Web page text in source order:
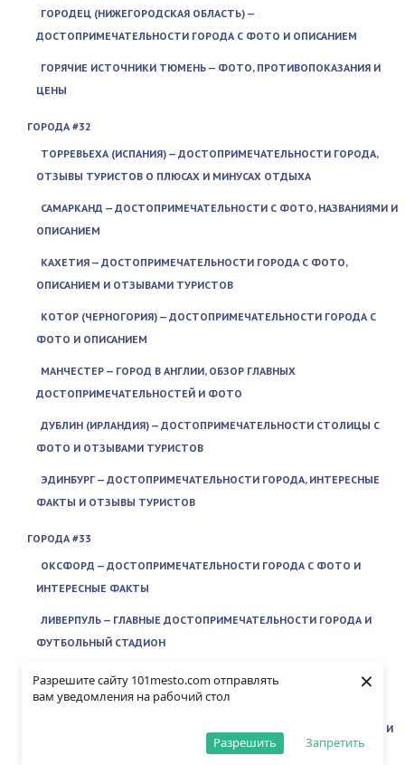
Разрешите сайту 101mesto.com отправлять
вам уведомления на рабочий стол
Запретить
Разрешить
×
ГОРОДЕЦ (НИЖЕГОРОДСКАЯ ОБЛАСТЬ) —
ДОСТОПРИМЕЧАТЕЛЬНОСТИ ГОРОДА С ФОТО И ОПИСАНИЕМ
ГОРЯЧИЕ ИСТОЧНИКИ ТЮМЕНЬ — ФОТО, ПРОТИВОПОКАЗАНИЯ И
ЦЕНЫ
ГОРОДА #32
ТОРРЕВЬЕХА (ИСПАНИЯ) — ДОСТОПРИМЕЧАТЕЛЬНОСТИ ГОРОДА,
ОТЗЫВЫ ТУРИСТОВ О ПЛЮСАХ И МИНУСАХ ОТДЫХА
САМАРКАНД — ДОСТОПРИМЕЧАТЕЛЬНОСТИ С ФОТО, НАЗВАНИЯМИ И
ОПИСАНИЕМ
КАХЕТИЯ — ДОСТОПРИМЕЧАТЕЛЬНОСТИ ГОРОДА С ФОТО,
ОПИСАНИЕМ И ОТЗЫВАМИ ТУРИСТОВ
КОТОР (ЧЕРНОГОРИЯ) — ДОСТОПРИМЕЧАТЕЛЬНОСТИ ГОРОДА С
ФОТО И ОПИСАНИЕМ
МАНЧЕСТЕР — ГОРОД В АНГЛИИ, ОБЗОР ГЛАВНЫХ
ДОСТОПРИМЕЧАТЕЛЬНОСТЕЙ И ФОТО
ДУБЛИН (ИРЛАНДИЯ) — ДОСТОПРИМЕЧАТЕЛЬНОСТИ СТОЛИЦЫ С
ФОТО И ОТЗЫВАМИ ТУРИСТОВ
ЭДИНБУРГ — ДОСТОПРИМЕЧАТЕЛЬНОСТИ ГОРОДА, ИНТЕРЕСНЫЕ
ФАКТЫ И ОТЗЫВЫ ТУРИСТОВ
ГОРОДА #33
ОКСФОРД — ДОСТОПРИМЕЧАТЕЛЬНОСТИ ГОРОДА С ФОТО И
ИНТЕРЕСНЫЕ ФАКТЫ
ЛИВЕРПУЛЬ — ГЛАВНЫЕ ДОСТОПРИМЕЧАТЕЛЬНОСТИ ГОРОДА И
ФУТБОЛЬНЫЙ СТАДИОН
КЕМБРИДЖ — ГЛАВНАЯ ДОСТОПРИМЕЧАТЕЛЬНОСТЬ ГОРОДА
КЕМБРИДЖСКИЙ УНИВЕРСИТЕТ, ИСТОРИЯ И ИНТЕРЕСНЫЕ ФАКТЫ
ЮРМАЛА (ЛАТВИЯ) ДОСТОПРИМЕЧАТЕЛЬНОСТИ ГОРОДА С ФОТО И